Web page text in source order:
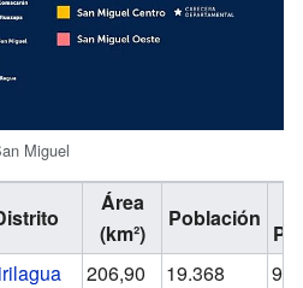
Miguel
Área
(km²)
Población
206,90 19.368